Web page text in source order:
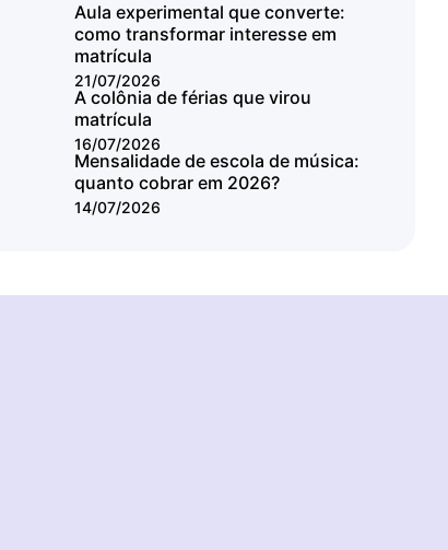
Aula experimental que converte:
como transformar interesse em
matrícula
21/07/2026
A colônia de férias que virou
matrícula
16/07/2026
Mensalidade de escola de música:
quanto cobrar em 2026?
14/07/2026